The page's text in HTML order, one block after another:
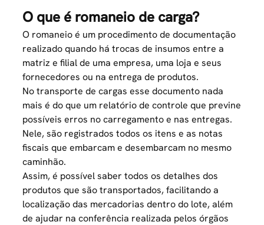
O que é romaneio de carga?
O romaneio é um procedimento de documentação
realizado quando há trocas de insumos entre a
matriz e filial de uma empresa, uma loja e seus
fornecedores ou na entrega de produtos.
No transporte de cargas esse documento nada
mais é do que um relatório de controle que previne
possíveis erros no carregamento e nas entregas.
Nele, são registrados todos os itens e as notas
fiscais que embarcam e desembarcam no mesmo
caminhão.
Assim, é possível saber todos os detalhes dos
produtos que são transportados, facilitando a
localização das mercadorias dentro do lote, além
de ajudar na conferência realizada pelos órgãos